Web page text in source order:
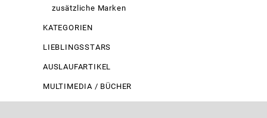
zusätzliche Marken
KATEGORIEN
LIEBLINGSSTARS
AUSLAUFARTIKEL
MULTIMEDIA / BÜCHER